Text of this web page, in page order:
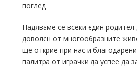
поглед.
Надяваме се всеки един родител
доволен от многообразните
ще открие при нас и
палитра от играчки да успее да